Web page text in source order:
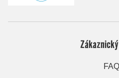
FAQ